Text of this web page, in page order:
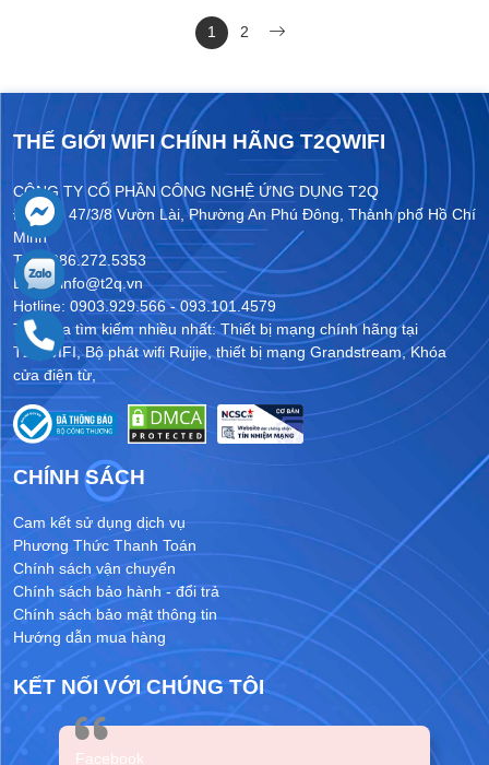
1 2
THẾ GIỚI WIFI CHÍNH HÃNG T2QWIFI
CÔNG TY CỔ PHẦN CÔNG NGHỆ ỨNG DỤNG T2Q
Địa chỉ: 47/3/8 Vườn Lài, Phường An Phú Đông, Thành phố Hồ Chí
Minh
Tel: 0286.272.5353
Email: info@t2q.vn
Hotline: 0903.929.566 - 093.101.4579
Từ khóa tìm kiếm nhiều nhất:Thiết bị mạng chính hãng tại
T2QWIFI,Bộ phát wifi Ruijie,thiết bị mạng Grandstream,Khóa
cửa điện từ,
CHÍNH SÁCH
Cam kết sử dụng dịch vụ
Phương Thức Thanh Toán
Chính sách vận chuyển
Chính sách bảo hành - đổi trả
Chính sách bảo mật thông tin
Hướng dẫn mua hàng
KẾT NỐI VỚI CHÚNG TÔI
Facebook